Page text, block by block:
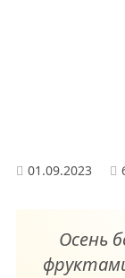
01.09.2023
Осень